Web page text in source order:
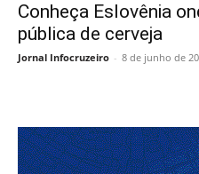
Conheça Eslovênia
pública de cerveja
Jornal Infocruzeiro - 8 de junho de